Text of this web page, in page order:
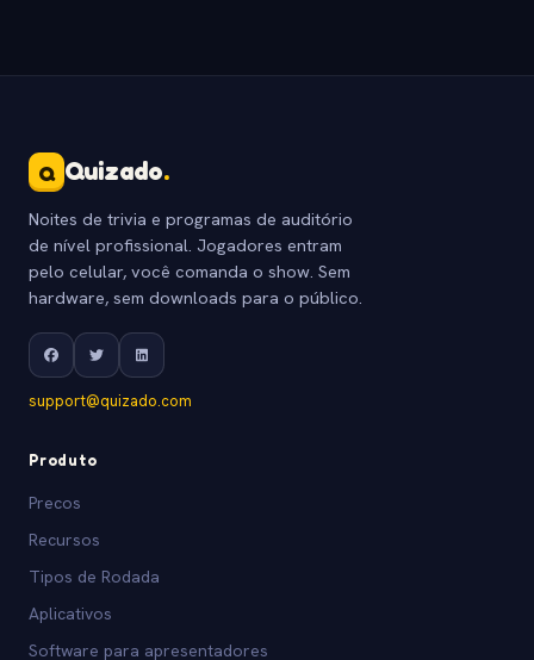
Q Quizado.
Noites de trivia e programas de auditório
de nível profissional. Jogadores entram
pelo celular, você comanda o show. Sem
hardware, sem downloads para o público.
support@quizado.com
Produto
Precos
Recursos
Tipos de Rodada
Aplicativos
Software para apresentadores